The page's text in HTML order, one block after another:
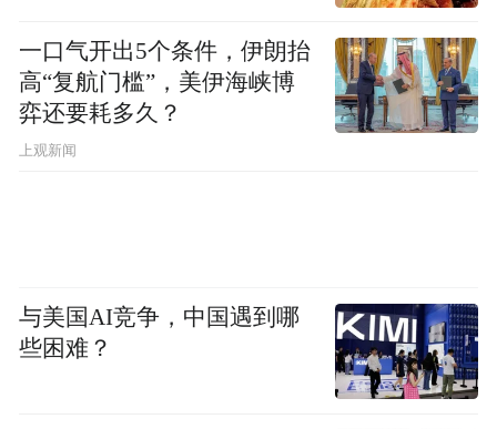
一口气开出5个条件，伊朗抬
高“复航门槛”，美伊海峡博
弈还要耗多久？
上观新闻
与美国AI竞争，中国遇到哪
些困难？